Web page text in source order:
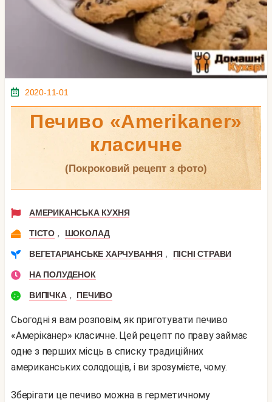
2020-11-01
Печиво «Amerikaner»
класичне
(покроковий рецепт з фото)
АМЕРИКАНСЬКА КУХНЯ
ТІСТО , ШОКОЛАД
ВЕГЕТАРІАНСЬКЕ ХАРЧУВАННЯ , ПІСНІ СТРАВИ
НА ПОЛУДЕНОК
ВИПІЧКА , ПЕЧИВО
Сьогодні я вам розповім, як приготувати печиво
«Амеріканер» класичне. Цей рецепт по праву займає
одне з перших місць в списку традиційних
американських солодощів, і ви зрозумієте, чому.
Зберігати це печиво можна в герметичному